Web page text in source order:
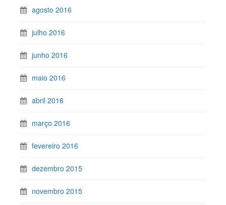
agosto 2016
julho 2016
junho 2016
maio 2016
abril 2016
março 2016
fevereiro 2016
dezembro 2015
novembro 2015